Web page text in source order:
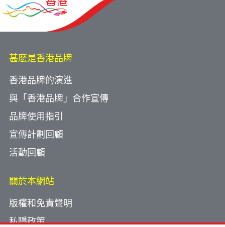
甚麽是香港品牌
香港品牌的演進
與「香港品牌」合作宣傳
品牌使用指引
宣傳計劃回顧
活動回顧
關於本網站
版權和免責聲明
私隱政策